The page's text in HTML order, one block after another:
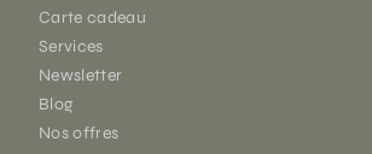
Carte cadeau
Services
Newsletter
Blog
Nos offres